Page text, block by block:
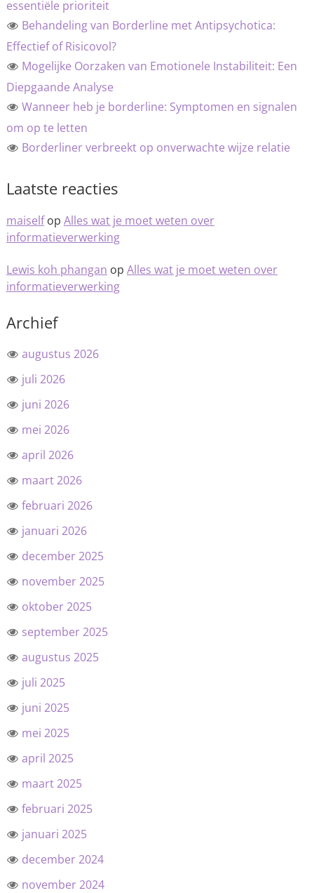
essentiële prioriteit
Behandeling van Borderline met Antipsychotica:
Effectief of Risicovol?
Mogelijke Oorzaken van Emotionele Instabiliteit: Een
Diepgaande Analyse
Wanneer heb je borderline: Symptomen en signalen
om op te letten
Borderliner verbreekt op onverwachte wijze relatie
Laatste reacties
maiselfop Alles wat je moet weten over
informatieverwerking
Lewis koh phangan op Alles wat je moet weten over
informatieverwerking
Archief
augustus 2026
juli 2026
juni 2026
mei 2026
april 2026
maart 2026
februari 2026
januari 2026
december 2025
november 2025
oktober 2025
september 2025
augustus 2025
juli 2025
juni 2025
mei 2025
april 2025
maart 2025
februari 2025
januari 2025
december 2024
november 2024